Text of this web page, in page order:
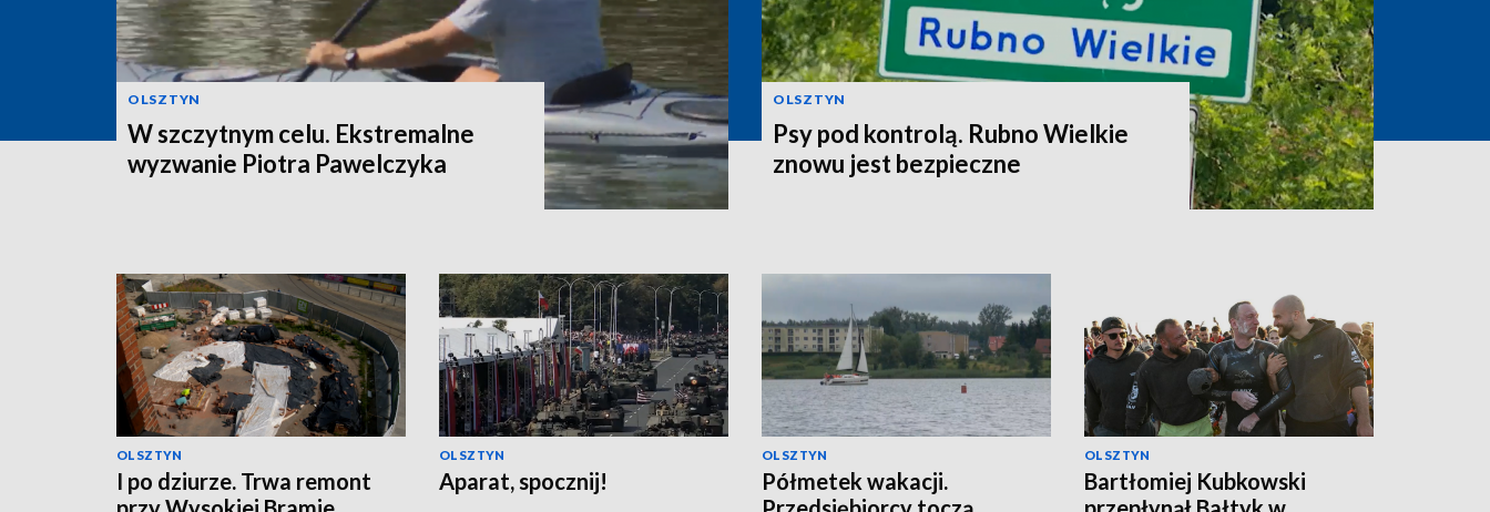
OLSZTYN
W szczytnym celu. Ekstremalne
wyzwanie Piotra Pawelczyka
OLSZTYN
Psy pod kontrolą. Rubno Wielkie
znowu jest bezpieczne
OLSZTYN
I po dziurze. Trwa remont
OLSZTYN
Aparat, spocznij!
OLSZTYN
Półmetek wakacji.
OLSZTYN
Bartłomiej Kubkowski